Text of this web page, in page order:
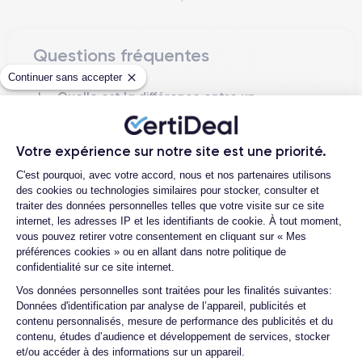
Continuer sans accepter
Votre expérience sur notre site est une priorité.
Plateforme de Gestion du
C'est pourquoi, avec votre accord, nous et nos partenaires utilisons
des cookies ou technologies similaires pour stocker, consulter et
traiter des données personnelles telles que votre visite sur ce site
internet, les adresses IP et les identifiants de cookie. À tout moment,
vous pouvez retirer votre consentement en cliquant sur « Mes
préférences cookies » ou en allant dans notre politique de
confidentialité sur ce site internet.
Vos données personnelles sont traitées pour les finalités suivantes:
Données d'identification par analyse de l’appareil, publicités et
contenu personnalisés, mesure de performance des publicités et du
contenu, études d’audience et développement de services, stocker
et/ou accéder à des informations sur un appareil.
Axeptio consent
doté d'un ensemble de fonctionnalités avancées. Le design a
été revu avec un corps en céramique et en verre, offrant une
résistance accrue aux chocs et aux chutes. L'écran
réponse plus rapide de l'écran tactile.
L'appareil photo principal de 12 mégapixelsoffre des
fonctions telles que la mise au point automatique avec
détection des visages, la stabilisation optique de l'image et un
mode nuit amélioré.
Le processeur A15 Bionic contribue à une vitesse de
traitement plus rapide et à une plus grande efficacité
énergétique que les modèles précédents. En outre,l'iPhone
13 est équipé de la 5G(comme son prédécesseur l'iPhone
12) pour une connexion Internet plus rapide et plus stable.
L'iPhone 13 a été lancé avec lesystème d'exploitation iOS
15et peut être mis à niveau avec la dernière version
Questions fréquentes
Quelle est la différence entre un
reconditionné ?
Quelle est la durée de vie d'un iPhone
13 reconditionné ?
Quelles sont les options disponibles sur
les batteries ?
Quels sont les accessoires inclus dans
la commande ?
produits ?
Quels sont vos modes de paiement ?
Est-il possible de payer l'iPhone 13 en